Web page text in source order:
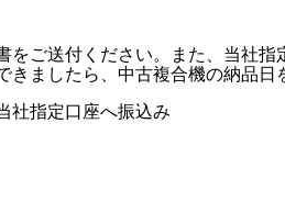
をご送付ください。また、当社指
きましたら、中古複合機の納品日